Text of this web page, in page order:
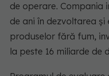
de operare. Compania
de ani în dezvoltarea
produselor fără fum,
la peste 16 miliarde de